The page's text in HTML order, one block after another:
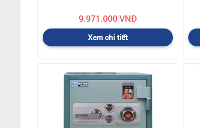
9.971.000 VNĐ
Xem chi tiết